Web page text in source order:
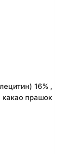
16% ,
какао прашок